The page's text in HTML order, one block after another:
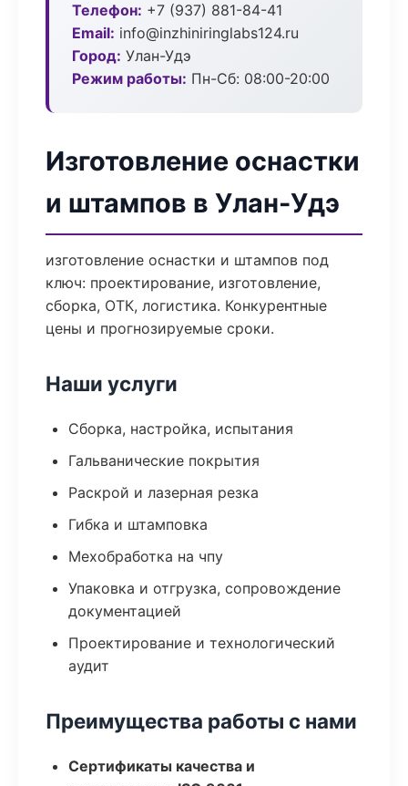
Телефон: +7 (937) 881-84-41
Email: info@inzhiniringlabs124.ru
Город: Улан-Удэ
Режим работы: Пн-Сб: 08:00-20:00
Изготовление оснастки
и штампов в Улан-Удэ
изготовление оснастки и штампов под
ключ: проектирование, изготовление,
сборка, ОТК, логистика. Конкурентные
цены и прогнозируемые сроки.
Наши услуги
Сборка, настройка, испытания
Гальванические покрытия
Раскрой и лазерная резка
Гибка и штамповка
Мехобработка на чпу
Упаковка и отгрузка, сопровождение
документацией
Проектирование и технологический
аудит
Преимущества работы с нами
Сертификаты качества и